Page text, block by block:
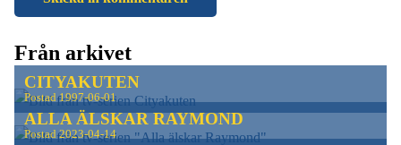
Från arkivet
CITYAKUTEN
Postad1997-06-01
ALLA ÄLSKAR RAYMOND
Postad2023-04-14